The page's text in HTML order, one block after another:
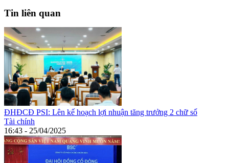
Tin liên quan
ĐHĐCĐ PSI: Lên kế hoạch lợi nhuận tăng trưởng 2 chữ số
Tài chính
16:43 - 25/04/2025